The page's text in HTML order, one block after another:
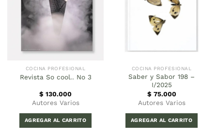
COCINA PROFESIONAL
Revista So cool.. No 3
$ 130.000
Autores Varios
AGREGAR AL CARRITO
COCINA PROFESIONAL
Saber y Sabor 198 –
I/2025
$ 75.000
Autores Varios
AGREGAR AL CARRITO